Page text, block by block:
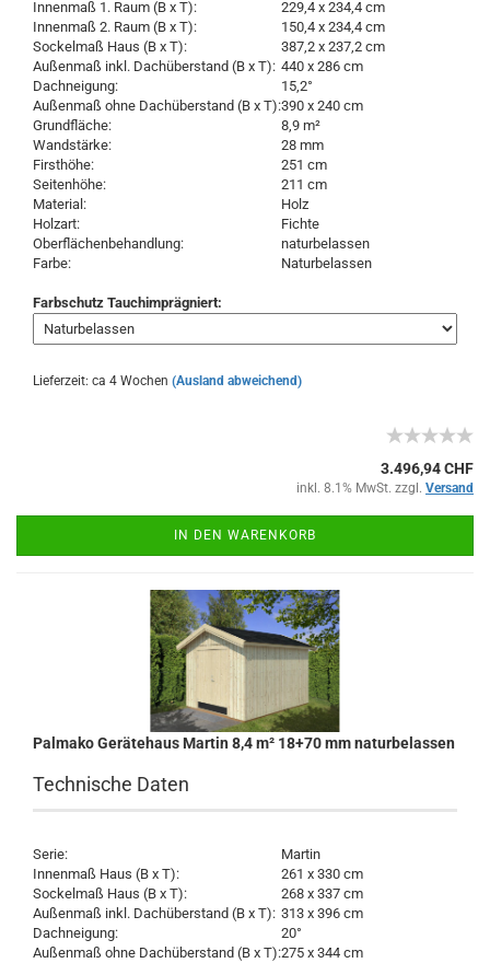
Innenmaß 1. Raum (B x T):
229,4 x 234,4 cm
Innenmaß 2. Raum (B x T):
150,4 x 234,4 cm
Sockelmaß Haus (B x T):
387,2 x 237,2 cm
Außenmaß inkl. Dachüberstand (B x T): 440 x 286 cm
Dachneigung:
15,2°
Außenmaß ohne Dachüberstand (B x T):390 x 240 cm
Grundfläche:
8,9 m²
Wandstärke:
28 mm
Firsthöhe:
251 cm
Seitenhöhe:
211 cm
Material:
Holz
Holzart:
Fichte
Oberflächenbehandlung:
naturbelassen
Farbe:
Naturbelassen
Farbschutz Tauchimprägniert:
Lieferzeit: ca 4 Wochen (Ausland abweichend)
3.496,94 CHF
inkl. 8.1% MwSt. zzgl. Versand
IN DEN WARENKORB
Palmako Gerätehaus Martin 8,4 m² 18+70 mm naturbelassen
Technische Daten
Serie:
Martin
Innenmaß Haus (B x T):
261 x 330 cm
Sockelmaß Haus (B x T):
268 x 337 cm
Außenmaß inkl. Dachüberstand (B x T): 313 x 396 cm
Dachneigung:
20°
Außenmaß ohne Dachüberstand (B x T):275 x 344 cm